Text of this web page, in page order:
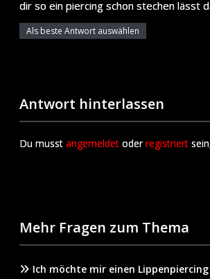
dir so ein piercing schon stechen lässt
Als beste Antwort auswählen
Antwort hinterlassen
Du musst angemeldet oderregistriert
Mehr Fragen zum Thema
Ich möchte mir einen